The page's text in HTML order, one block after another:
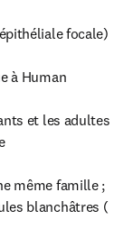
focale)
à Human
et les adultes
même famille ;
blanchâtres (